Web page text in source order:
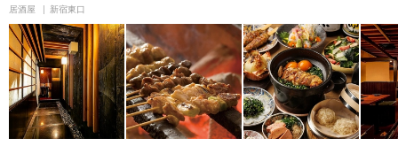
居酒屋 新宿東口